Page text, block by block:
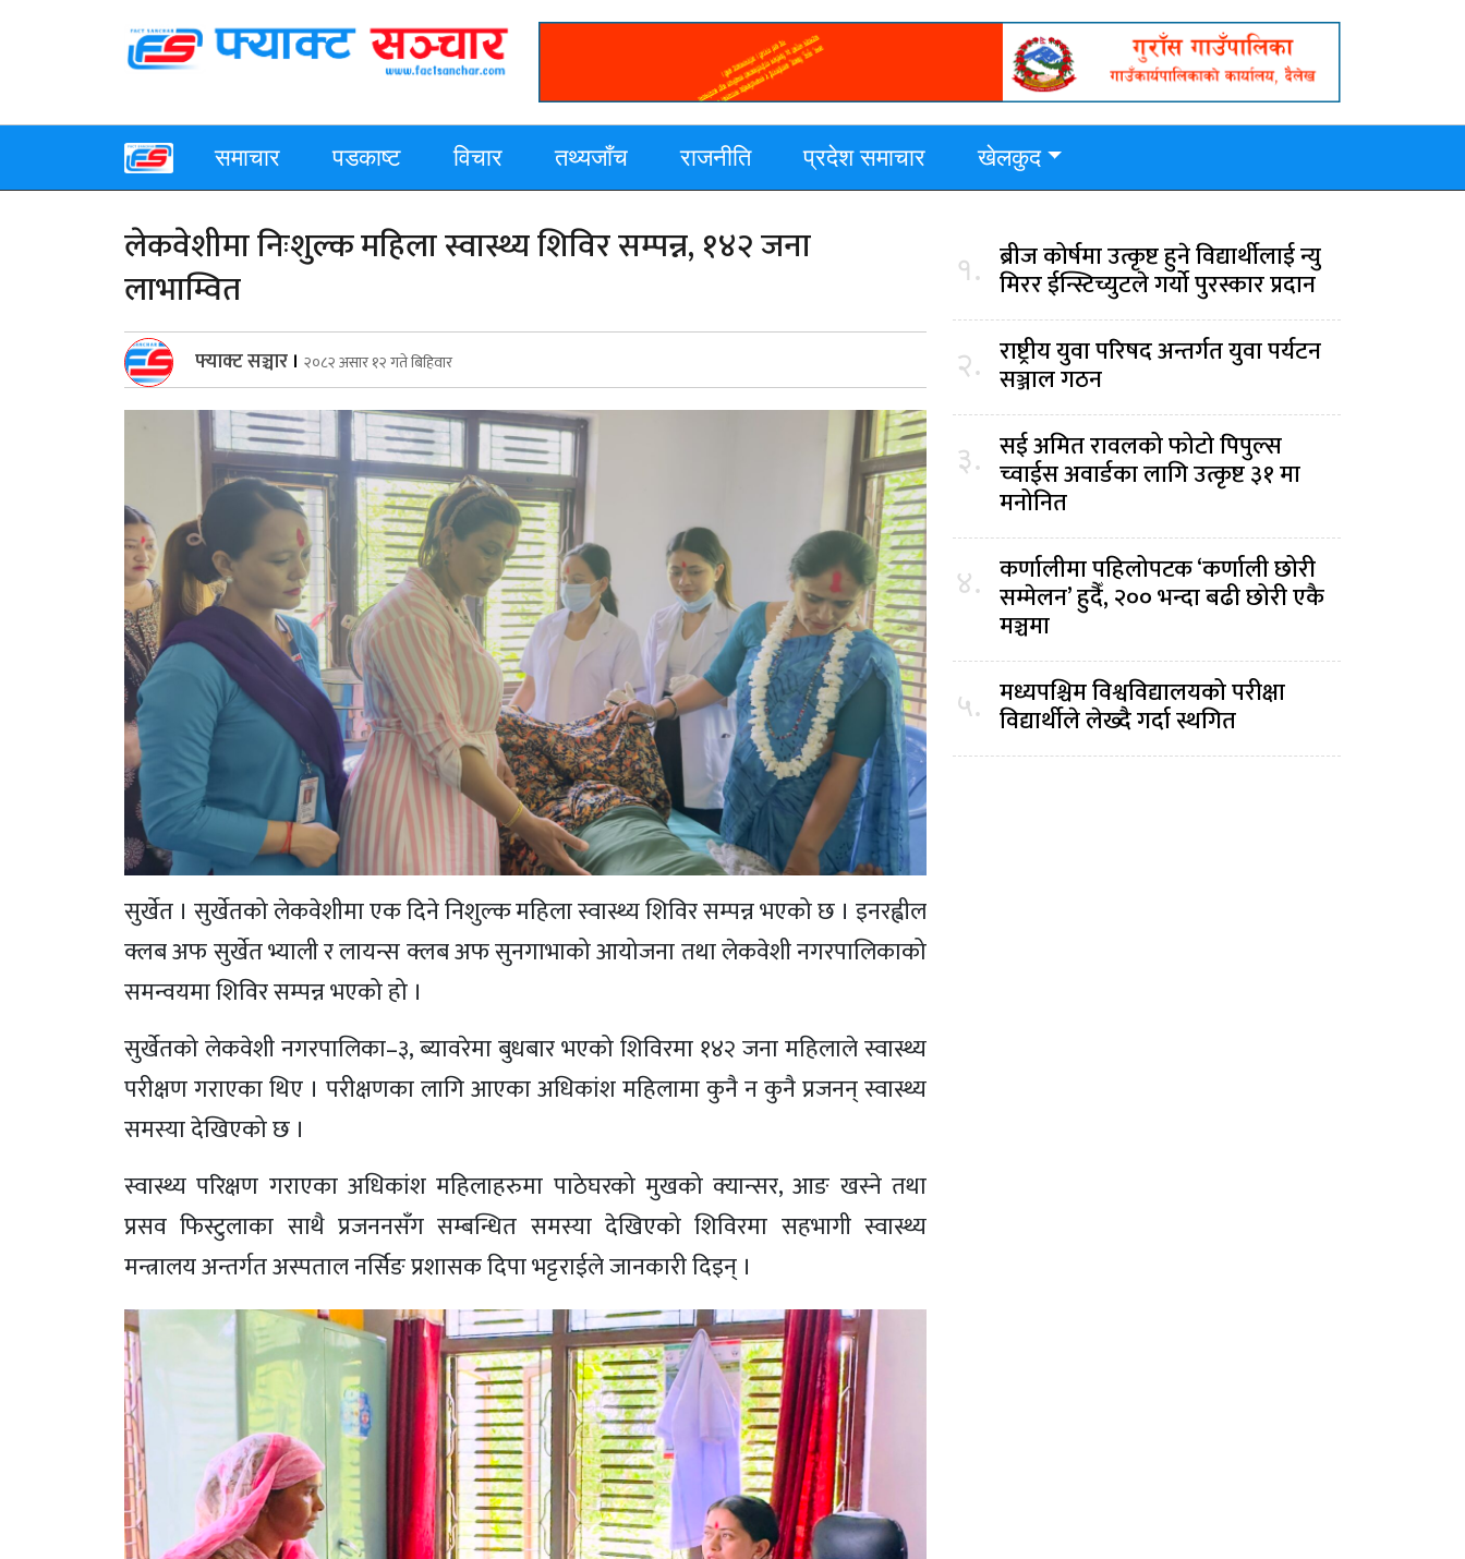
समाचार पडकाष्ट विचार तथ्यजाँच राजनीति प्रदेश समाचार खेलकुद
लेकवेशीमा निःशुल्क महिला स्वास्थ्य शिविर सम्पन्न, १४२ जना
लाभाम्वित
फ्याक्ट सञ्चार । २०८२ असार १२ गते बिहिवार
सुर्खेत । सुर्खेतको लेकवेशीमा एक दिने निशुल्क महिला स्वास्थ्य शिविर सम्पन्न भएको छ । इनरह्वील
क्लब अफ सुर्खेत भ्याली र लायन्स क्लब अफ सुनगाभाको आयोजना तथा लेकवेशी नगरपालिकाको
समन्वयमा शिविर सम्पन्न भएको हो ।
सुर्खेतको लेकवेशी नगरपालिका–३, ब्यावरेमा बुधबार भएको शिविरमा १४२ जना महिलाले स्वास्थ्य
परीक्षण गराएका थिए । परीक्षणका लागि आएका अधिकांश महिलामा कुनै न कुनै प्रजनन् स्वास्थ्य
समस्या देखिएको छ ।
स्वास्थ्य परिक्षण गराएका अधिकांश महिलाहरुमा पाठेघरको मुखको क्यान्सर, आङ खस्ने तथा
प्रसव फिस्टुलाका साथै प्रजननसँग सम्बन्धित समस्या देखिएको शिविरमा सहभागी स्वास्थ्य
मन्त्रालय अन्तर्गत अस्पताल नर्सिङ प्रशासक दिपा भट्टराईले जानकारी दिइन् ।
१. ब्रीज कोर्षमा उत्कृष्ट हुने विद्यार्थीलाई न्यु
मिरर ईन्स्टिच्युटले गर्यो पुरस्कार प्रदान
२. राष्ट्रीय युवा परिषद अन्तर्गत युवा पर्यटन
सञ्जाल गठन
३. सई अमित रावलको फोटो पिपुल्स
च्वाईस अवार्डका लागि उत्कृष्ट ३१ मा
मनोनित
४. कर्णालीमा पहिलोपटक ‘कर्णाली छोरी
सम्मेलन’ हुदैँ, २०० भन्दा बढी छोरी एकै
मञ्चमा
५. मध्यपश्चिम विश्वविद्यालयको परीक्षा
विद्यार्थीले लेख्दै गर्दा स्थगित